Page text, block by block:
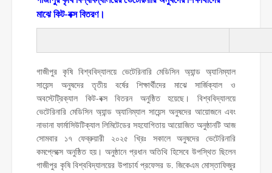
মাঝে কিট-বক্স বিতরণ।
গাজীপুর কৃষি বিশ্ববিদ্যালয়ে ভেটেরিনারি মেডিসিন অ্যান্ড অ্যানিম্যাল
সায়েন্স অনুষদের তৃতীয় বর্ষের শিক্ষার্থীদের মাঝে সার্জিক্যাল ও
অবস্টেট্রিক্যাল কিট-বক্স বিতরন অনুষ্ঠিত হয়েছে। বিশ্ববিদ্যালয়ে
ভেটেরিনারি মেডিসিন অ্যান্ড অ্যানিম্যাল সায়েন্স অনুষদের আয়োজনে এবং
নাভানা ফার্মাসিউটিক্যাল লিমিটেডের সহযোগিতায় আয়োজিত অনুষ্ঠানটি আজ
সোমবার ১৭ ফেব্রুয়ারী ২০২৫ খ্রিঃ সকালে অনুষদের ভেটেরিনারি
কমপ্লেক্সে অনুষ্ঠিত হয়। অনুষ্ঠানে প্রধান অতিথি হিসেবে উপস্থিত ছিলেন
গাজীপুর কৃষি বিশ্ববিদ্যালয়ের উপাচার্য প্রফেসর ড. জিকেএম মোস্তাফিজুর